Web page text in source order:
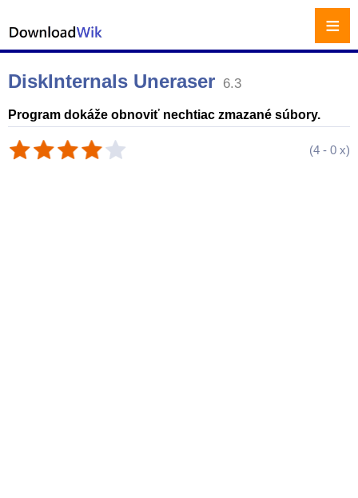
DiskInternals Uneraser 6.3
Program dokáže obnoviť nechtiac zmazané súbory.
(4 - 0 x)
≡